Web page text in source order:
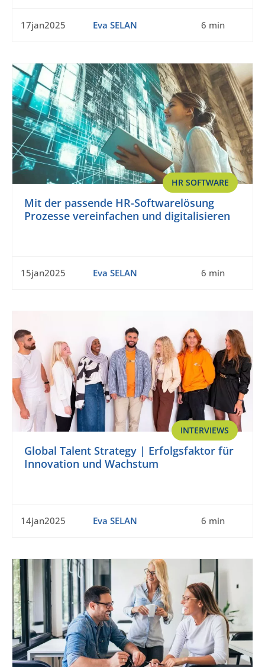
17jan2025 Eva SELAN 6 min
HR SOFTWARE
Mit der passende HR-Softwarelösung
Prozesse vereinfachen und digitalisieren
15jan2025 Eva SELAN 6 min
INTERVIEWS
Global Talent Strategy | Erfolgsfaktor für
Innovation und Wachstum
14jan2025 Eva SELAN 6 min